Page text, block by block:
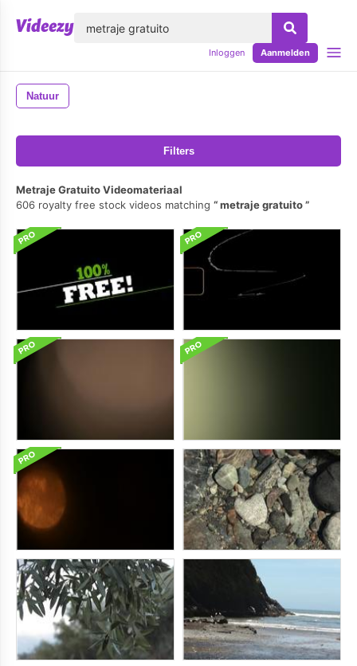
Inloggen Aanmelden
Natuur
Filters
Metraje Gratuito Videomateriaal
606 royalty free stock videos matching
metraje gratuito